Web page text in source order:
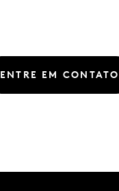
ENTRE EM CONTATO